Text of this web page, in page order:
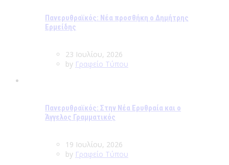
Πανερυθραϊκός: Νέα προσθήκη ο Δημήτρης
Ερμείδης
23 Ιουλίου, 2026
by Γραφείο Τύπου
Πανερυθραϊκός: Στην Νέα Ερυθραία και ο
Άγγελος Γραμματικός
19 Ιουλίου, 2026
by Γραφείο Τύπου